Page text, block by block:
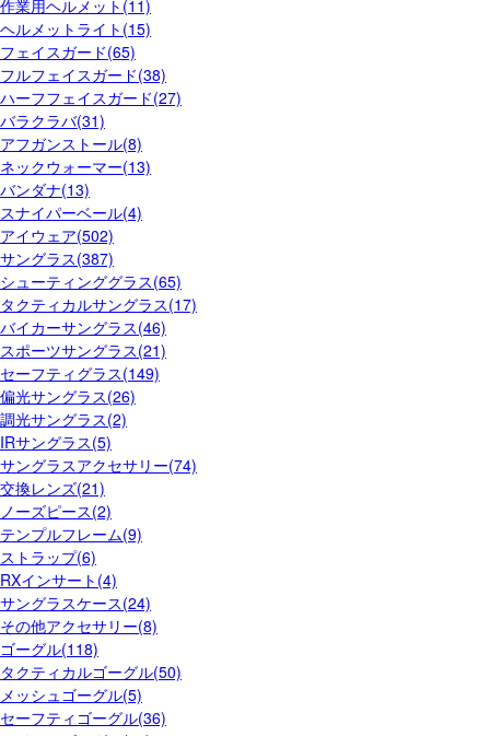
作業用ヘルメット(11)
ヘルメットライト(15)
フェイスガード(65)
フルフェイスガード(38)
ハーフフェイスガード(27)
バラクラバ(31)
アフガンストール(8)
ネックウォーマー(13)
バンダナ(13)
スナイパーベール(4)
アイウェア(502)
サングラス(387)
シューティンググラス(65)
タクティカルサングラス(17)
バイカーサングラス(46)
スポーツサングラス(21)
セーフティグラス(149)
偏光サングラス(26)
調光サングラス(2)
IRサングラス(5)
サングラスアクセサリー(74)
交換レンズ(21)
ノーズピース(2)
テンプルフレーム(9)
ストラップ(6)
RXインサート(4)
サングラスケース(24)
その他アクセサリー(8)
ゴーグル(118)
タクティカルゴーグル(50)
メッシュゴーグル(5)
セーフティゴーグル(36)